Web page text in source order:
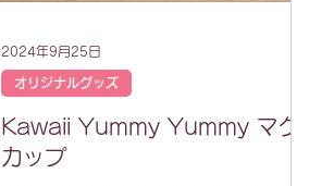
Kawaii Yummy Yummy マグ
カップ
オリジナルグッズ
2024年9月25日